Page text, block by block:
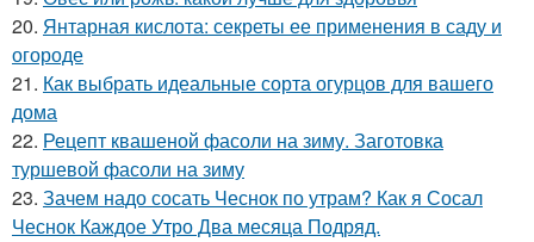
20. Янтарная кислота: секреты ее применения в саду и
огороде
21. Как выбрать идеальные сорта огурцов для вашего
дома
22. Рецепт квашеной фасоли на зиму. Заготовка
туршевой фасоли на зиму
23. Зачем надо сосать Чеснок по утрам? Как я Сосал
Чеснок Каждое Утро Два месяца Подряд.